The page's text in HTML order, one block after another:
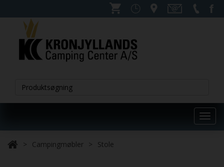
Campingmøbler Stole